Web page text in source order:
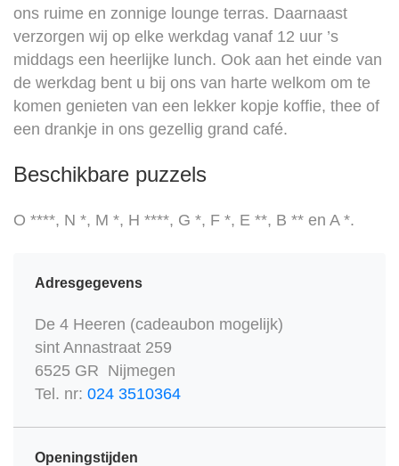
ons ruime en zonnige lounge terras. Daarnaast
verzorgen wij op elke werkdag vanaf 12 uur ’s
middags een heerlijke lunch. Ook aan het einde van
de werkdag bent u bij ons van harte welkom om te
komen genieten van een lekker kopje koffie, thee of
een drankje in ons gezellig grand café.
Beschikbare puzzels
O ****, N *, M *, H ****, G *, F *, E **, B ** en A *.
Adresgegevens
De 4 Heeren (cadeaubon mogelijk)
sint Annastraat 259
6525 GR Nijmegen
Tel. nr: 024 3510364
Openingstijden